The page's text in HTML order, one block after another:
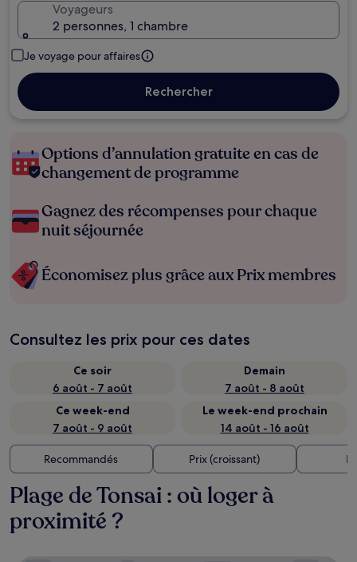
Voyageurs
2 personnes, 1 chambre
Je voyage pour affaires
Rechercher
Options d’annulation gratuite en cas de
changement de programme
Gagnez des récompenses pour chaque
nuit séjournée
Économisez plus grâce aux Prix membres
Consultez les prix pour ces dates
Ce soir
6 août - 7 août
Demain
7 août - 8 août
Ce week-end
7 août - 9 août
Le week-end prochain
14 août - 16 août
Recommandés Prix (croissant)
Plage de Tonsai : où loger à
proximité ?